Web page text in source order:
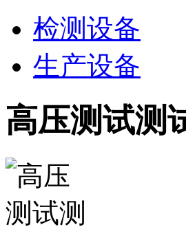
检测设备
生产设备
高压测试测